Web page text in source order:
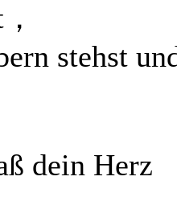
stehst
dein Herz